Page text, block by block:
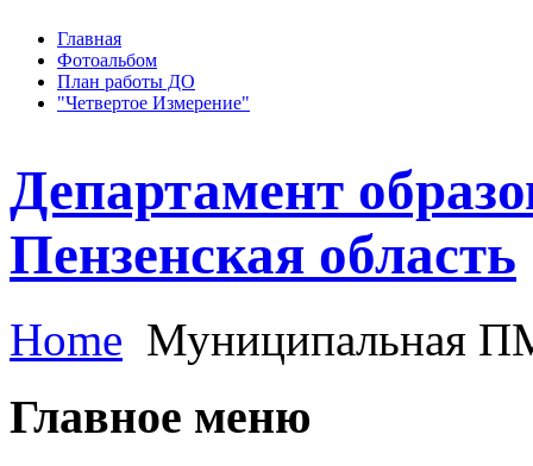
Главная
Фотоальбом
План работы ДО
"Четвертое Измерение"
Департамент
Пензенская область
Home Муниципальная
Главное меню